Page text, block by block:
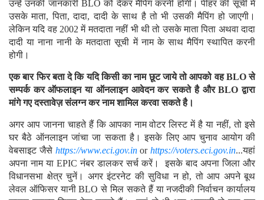
यदि कोई महिला 2002 में अविवाहित थी तो उसका नाम पीहर की सूची में होगा
उन्हें उनकी जानकारी BLO को देकर मैपिंग करनी होगी। पीहर की सूची में
उसके माता, पिता, दादा, दादी के साथ है तो भी उसकी मैपिंग हो जाएगी।
लेकिन यदि वह 2002 में मतदाता नहीं भी थी तो उसके माता पिता अथवा दादा
दादी या नाना नानी के मतदाता सूची में नाम के साथ मैपिंग स्थापित करनी
होगी।
एक बार फिर बता दे कि यदि किसी का नाम छूट जाये तो आपको वह BLO से
सम्पर्क कर ऑफलाइन या ऑनलाइन आवेदन कर सकते है और BLO द्वारा
मांगे गए दस्तावेज़ संलग्न कर नाम शामिल करवा सकते है।
अगर आप जानना चाहते हैं कि आपका नाम वोटर लिस्ट में है या नहीं, तो इसे
घर बैठे ऑनलाइन जांचा जा सकता है। इसके लिए आप चुनाव आयोग की
वेबसाइट जैसे https://www.eci.gov.inor https://voters.eci.gov.in...यहां
अपना नाम या EPIC नंबर डालकर सर्च करें। इसके बाद अपना जिला और
विधानसभा क्षेत्र चुनें। अगर इंटरनेट की सुविधा न हो, तो आप अपने बूथ